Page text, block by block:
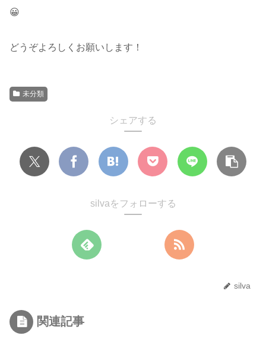
😀
どうぞよろしくお願いします！
未分類
シェアする
silvaをフォローする
silva
関連記事